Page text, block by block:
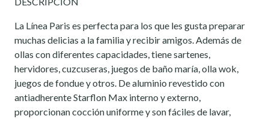
La Línea Paris es perfecta para los que les gusta preparar
muchas delicias a la familia y recibir amigos. Además de
ollas con diferentes capacidades, tiene sartenes,
hervidores, cuzcuseras, juegos de baño maría, olla wok,
juegos de fondue y otros. De aluminio revestido con
antiadherente Starflon Max interno y externo,
proporcionan cocción uniforme y son fáciles de lavar,